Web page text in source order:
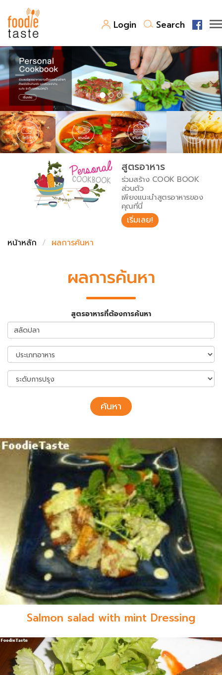
Login Search
สูตรอาหาร
สูตรอาหารล่าสุด
Top Foodie
พาไปชิม
สารพันก้นครัว
เคล็ดลับน่ารู้
เปรียบเทียบหน่วยการตวง
เปรียบเทียบอุณหภูมิ
เปรียบเทียบน้ำหนักวัตถุดิบ
FoodPedia
สร้าง Cookbook
สูตรอาหาร
ร่วมสร้าง COOK BOOK
ส่วนตัว
เพียงแนะนำสูตรอาหารของ
คุณที่นี่
เริ่มเลย!
หน้าหลัก
ผลการค้นหา
ผลการค้นหา
สูตรอาหารที่ต้องการค้นหา
ค้นหา
Salmon salad with mint Dressing